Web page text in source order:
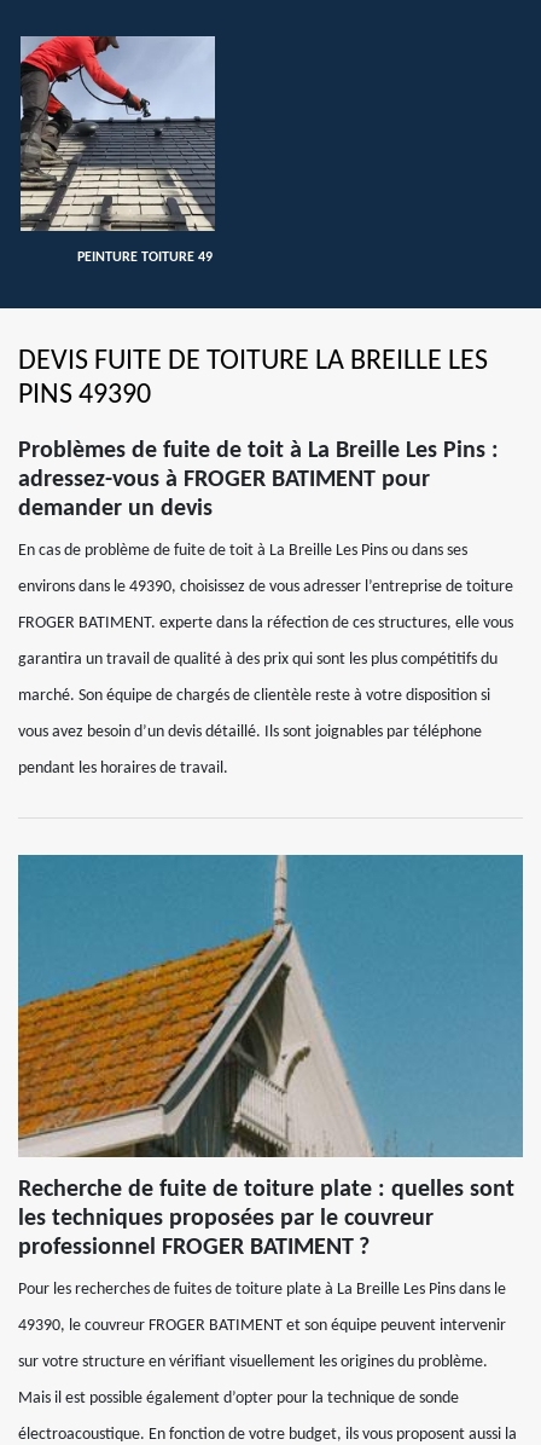
PEINTURE TOITURE 49
DEVIS FUITE DE TOITURE LA BREILLE LES
PINS 49390
Problèmes de fuite de toit à La Breille Les Pins :
adressez-vous à FROGER BATIMENT pour
demander un devis
En cas de problème de fuite de toit à La Breille Les Pins ou dans ses
environs dans le 49390, choisissez de vous adresser l’entreprise de toiture
FROGER BATIMENT. experte dans la réfection de ces structures, elle vous
garantira un travail de qualité à des prix qui sont les plus compétitifs du
marché. Son équipe de chargés de clientèle reste à votre disposition si
vous avez besoin d’un devis détaillé. Ils sont joignables par téléphone
pendant les horaires de travail.
Recherche de fuite de toiture plate : quelles sont
les techniques proposées par le couvreur
professionnel FROGER BATIMENT ?
Pour les recherches de fuites de toiture plate à La Breille Les Pins dans le
49390, le couvreur FROGER BATIMENT et son équipe peuvent intervenir
sur votre structure en vérifiant visuellement les origines du problème.
Mais il est possible également d’opter pour la technique de sonde
électroacoustique. En fonction de votre budget, ils vous proposent aussi la